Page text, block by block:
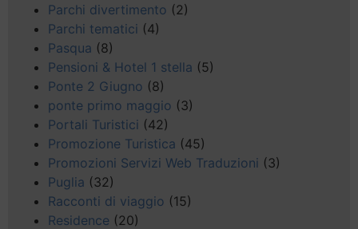
Parchi divertimento (2)
Parchi tematici (4)
Pasqua (8)
Pensioni & Hotel 1 stella (5)
Ponte 2 Giugno (8)
ponte primo maggio (3)
Portali Turistici (42)
Promozione Turistica (45)
Promozioni Servizi Web Traduzioni (3)
Puglia (32)
Racconti di viaggio (15)
Residence (20)